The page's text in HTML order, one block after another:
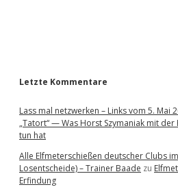
Letzte Kommentare
Lass mal netzwerken – Links vom 5. Mai
„Tatort“ — Was Horst Szymaniak mit der
tun hat
Alle Elfmeterschießen deutscher Clubs
Losentscheide) – Trainer Baade zu
Erfindung